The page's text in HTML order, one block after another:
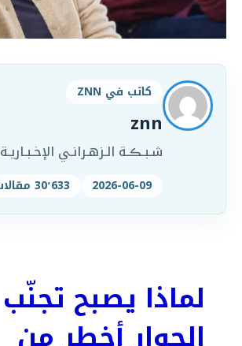
كاتب في ZNN
znn
شـبـڪـة الـزهـرانـي الإخـبـاريـة
2026-06-09 30٬633 مقالات
لماذا يصبح تجنّب